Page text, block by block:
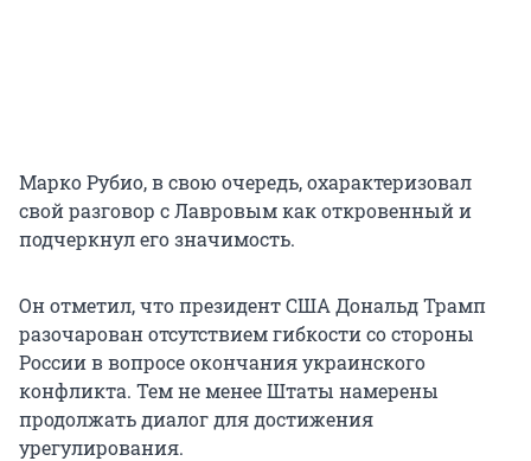
Марко Рубио, в свою очередь, охарактеризовал
свой разговор с Лавровым как откровенный и
подчеркнул его значимость.
Он отметил, что президент США Дональд Трамп
разочарован отсутствием гибкости со стороны
России в вопросе окончания украинского
конфликта. Тем не менее Штаты намерены
продолжать диалог для достижения
урегулирования.